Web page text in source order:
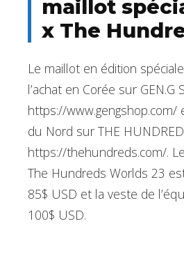
maillot
x The
Le maillot en édition
l’achat en Corée sur GEN.G
https://www.gengshop.com/
du Nord sur THE
https://thehundreds.com/.
The Hundreds Worlds 23
85$ USD et la veste de
100$ USD.